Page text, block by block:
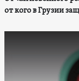
от кого в Грузии